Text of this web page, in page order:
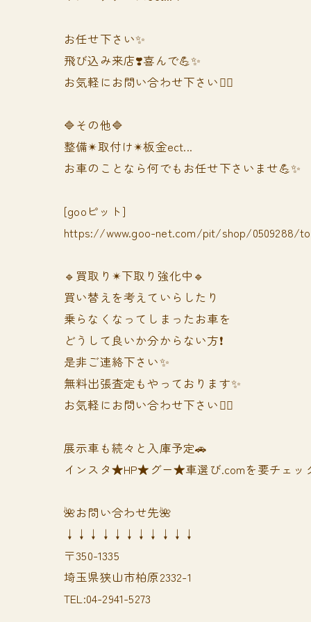
お任せ下さい✨
飛び込み来店❣️喜んで💪✨
お気軽にお問い合わせ下さい🙆‍♀️
🔷その他🔷
整備✴︎取付け✴︎板金ect...
お車のことなら何でもお任せ下さいませ💪✨
[gooピット]
https://www.goo-net.com/pit/shop/0509288/
🔹買取り✴︎下取り強化中🔹
買い替えを考えていらしたり
乗らなくなってしまったお車を
どうして良いか分からない方❗️
是非ご連絡下さい✨
無料出張査定もやっております✨
お気軽にお問い合わせ下さい🙆‍♀️
展示車も続々と入庫予定🚗
インスタ★HP★グー★車選び.comを要チェッ
🌺お問い合わせ先🌺
↓↓↓↓↓↓↓↓↓↓↓
〒350-1335
埼玉県狭山市柏原2332-1
TEL:04-2941-5273